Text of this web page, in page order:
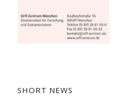
SHORT NEWS